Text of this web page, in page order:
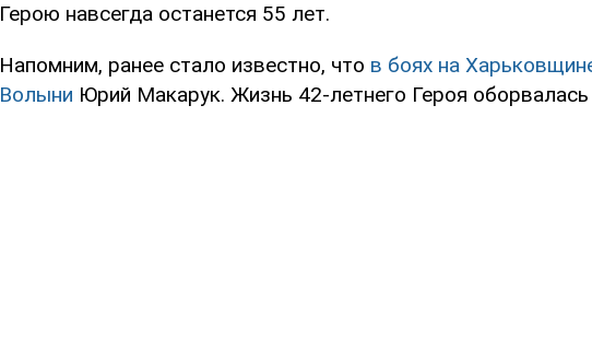
Герою навсегда останется 55 лет.
Напомним, ранее стало известно, что в боях на
Волыни Юрий Макарук. Жизнь 42-летнего Героя